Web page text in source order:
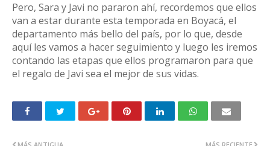
Pero, Sara y Javi no pararon ahí, recordemos que ellos
van a estar durante esta temporada en Boyacá, el
departamento más bello del país, por lo que, desde
aquí les vamos a hacer seguimiento y luego les iremos
contando las etapas que ellos programaron para que
el regalo de Javi sea el mejor de sus vidas.